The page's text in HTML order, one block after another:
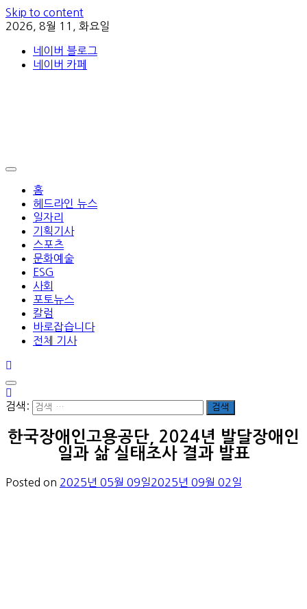
Skip to content
2026, 8월 11, 화요일
네이버 블로그
네이버 카페
홈
헤드라인 뉴스
일자리
기획기사
스포츠
문화예술
ESG
사회
포토뉴스
칼럼
바로잡습니다
전체 기사
검색:
한국장애인고용공단, 2024년 발달장애인
일과 삶 실태조사 결과 발표
Posted on 2025년 05월 09일2025년 09월 02일